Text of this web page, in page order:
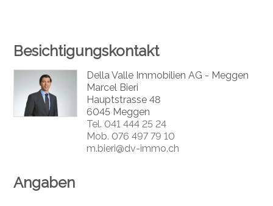
Besichtigungskontakt
Della Valle Immobilien AG - Meggen
Marcel Bieri
Hauptstrasse 48
6045 Meggen
Tel. 041 444 25 24
Mob. 076 497 79 10
m.bieri@dv-immo.ch
Angaben